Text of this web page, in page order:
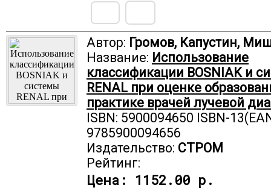
Автор: Громов, Капустин,
Название: Использование
классификации BOSNIAK и
RENAL при оценке
практике врачей лучевой
ISBN: 5900094650 ISBN-
9785900094656
Издательство: СТРОМ
Рейтинг:
Цена: 1152.00 р.